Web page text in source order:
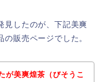
見したのが、下記美爽
販売ページでした。
が美爽煌茶（びそうこ